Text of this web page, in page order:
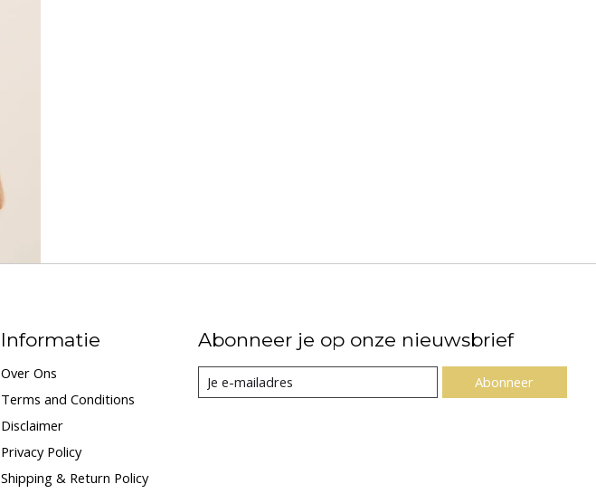
Informatie
Over Ons
Terms and Conditions
Disclaimer
Privacy Policy
Shipping & Return Policy
Abonneer je op onze nieuwsbrief
Abonneer